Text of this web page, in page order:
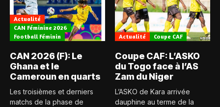
Actualité
CAN Féminine 2026
Football Féminin
CAN 2026 (F): Le
Ghana et le
Cameroun en quarts
Les troisièmes et derniers
matchs de la phase de
Actualité Coupe CAF
Coupe CAF: L’ASKO
du Togo face à l’AS
Zam du Niger
L’ASKO de Kara arrivée
dauphine au terme de la